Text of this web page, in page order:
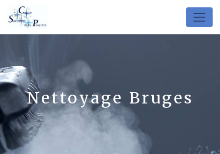
Panneau de gestion des cookies
Nettoyage Bruges